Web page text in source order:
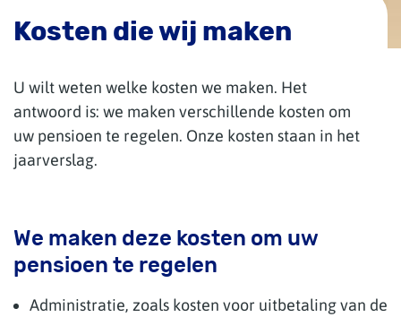
Kosten die wij maken
U wilt weten welke kosten we maken. Het
antwoord is: we maken verschillende kosten om
uw pensioen te regelen. Onze kosten staan in het
jaarverslag.
We maken deze kosten om uw
pensioen te regelen
Administratie, zoals kosten voor uitbetaling van de